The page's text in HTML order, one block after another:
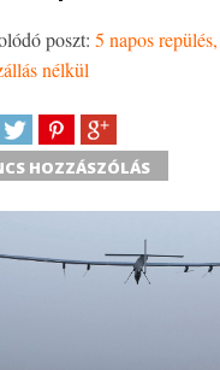
poszt: 5 napos
nélkül
TWEETSHARESHARE
HOZZÁSZÓLÁS